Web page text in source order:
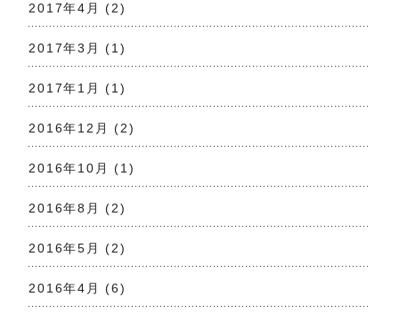
2017年4月 (2)
2017年3月 (1)
2017年1月 (1)
2016年12月 (2)
2016年10月 (1)
2016年8月 (2)
2016年5月 (2)
2016年4月 (6)